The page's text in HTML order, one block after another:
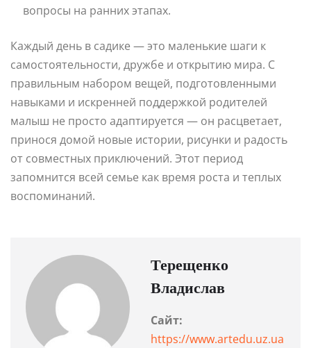
вопросы на ранних этапах.
Каждый день в садике — это маленькие шаги к
самостоятельности, дружбе и открытию мира. С
правильным набором вещей, подготовленными
навыками и искренней поддержкой родителей
малыш не просто адаптируется — он расцветает,
принося домой новые истории, рисунки и радость
от совместных приключений. Этот период
запомнится всей семье как время роста и теплых
воспоминаний.
Терещенко
Владислав
Сайт:
https://www.artedu.uz.ua